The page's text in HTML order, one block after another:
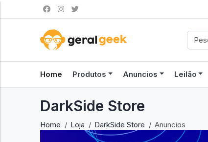
Home Produtos Anuncios Leilão
DarkSide Store
Home Loja DarkSide Store Anuncios